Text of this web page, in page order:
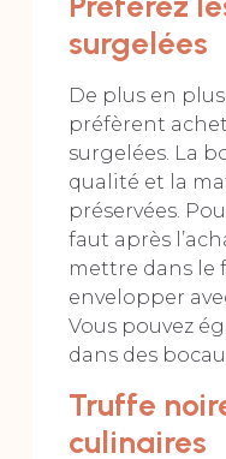
surgelées
De plus en
préfèrent
surgelées. La
qualité et la
préservées.
faut après
mettre dans le
envelopper
Vous pouvez
dans des
Truffe
culinaires